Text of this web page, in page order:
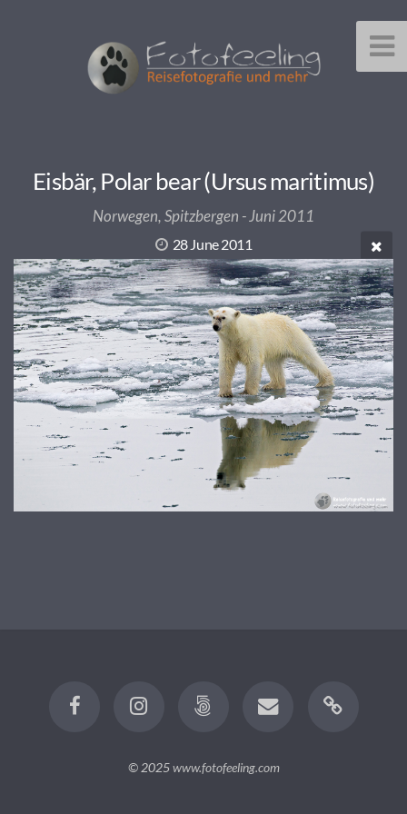
Eisbär, Polar bear (Ursus maritimus)
Norwegen, Spitzbergen - Juni 2011
28 June 2011
© 2025www.fotofeeling.com